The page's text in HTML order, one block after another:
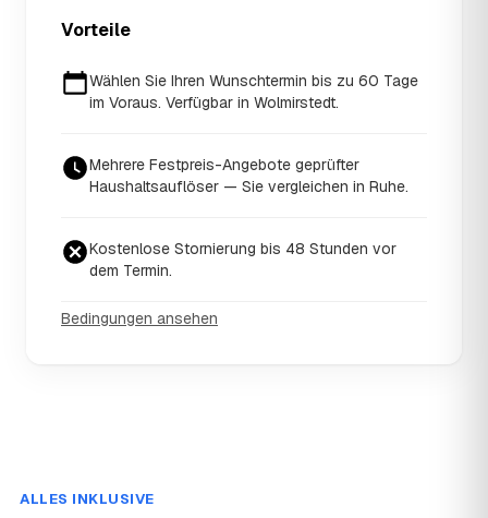
Vorteile
Wählen Sie Ihren Wunschtermin bis zu 60 Tage
im Voraus. Verfügbar in Wolmirstedt.
Mehrere Festpreis-Angebote geprüfter
Haushaltsauflöser — Sie vergleichen in Ruhe.
Kostenlose Stornierung bis 48 Stunden vor
dem Termin.
Bedingungen ansehen
ALLES INKLUSIVE